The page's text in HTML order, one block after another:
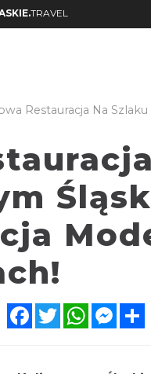
TRAVEL
Restauracja Na
FacebookTwitterWhatsApp